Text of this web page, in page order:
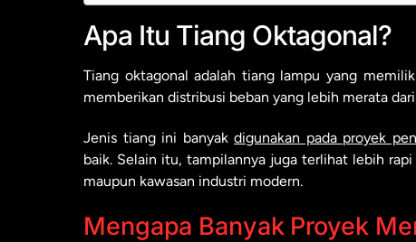
Apa Itu Tiang Oktagonal?
Tiang oktagonal adalah tiang lampu yang
memberikan distribusi beban yang lebih merata
Jenis tiang ini banyakdigunakan pada proyek
baik. Selain itu, tampilannya juga terlihat lebih
maupun kawasan industri modern.
Mengapa Banyak Proyek